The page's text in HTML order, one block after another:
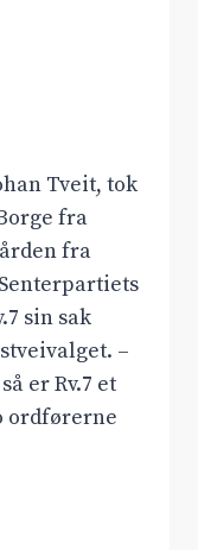
Tveit, tok
fra
fra
sin sak
–
er Rv.7 et
ordførerne